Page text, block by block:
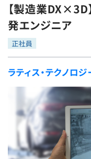
転職成功ガイド
転職エージェント
インタビュー
転職成功ガイド
求人検索
本選考
インターン
新卒エージェント
イベント・セミナー
インタビュー
学習
問題集
ナレッジ
リファレンス
プログラミング言語
評価結果一覧
再チャレンジ結果一覧
ゲーム・マンガ
Tech Team Journal
paiza times
note
paizaとは？
【製造業DX×3D
発エンジニア
正社員
ラティス・テクノロ